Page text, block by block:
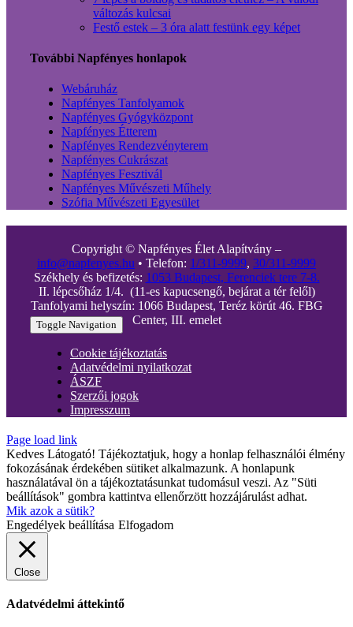
változás kulcsai
Festő estek – 3 óra alatt festünk egy képet
További Napfényes honlapok
Webáruház
Napfényes Tanfolyamok
Napfényes Gyógyközpont
Napfényes Étterem
Napfényes Rendezvényterem
Napfényes Cukrászat
Napfényes Fesztivál
Napfényes Művészeti Műhely
Szófia Művészeti Egyesület
Copyright © Napfényes Élet Alapítvány –
info@napfenyes.hu • Telefon: 1/311-9999, 30/311-9999
Székhely és befizetés: 1053 Budapest, Ferenciek tere 7-8.
II. lépcsőház 1/4. (11-es kapucsengő, bejárat a tér felől)
Tanfolyami helyszín: 1066 Budapest, Teréz körút 46. FBG
Center, III. emelet
Toggle Navigation
Cookie tájékoztatás
Adatvédelmi nyilatkozat
ÁSZF
Szerzői jogok
Impresszum
Page load link
Kedves Látogató! Tájékoztatjuk, hogy a honlap felhasználói élmény
fokozásának érdekében sütiket alkalmazunk. A honlapunk
használatával ön a tájékoztatásunkat tudomásul veszi. Az "Süti
beállítások" gombra kattintva ellenőrzött hozzájárulást adhat.
Mik azok a sütik?
Engedélyek beállítása Elfogadom
Close
Adatvédelmi áttekintő